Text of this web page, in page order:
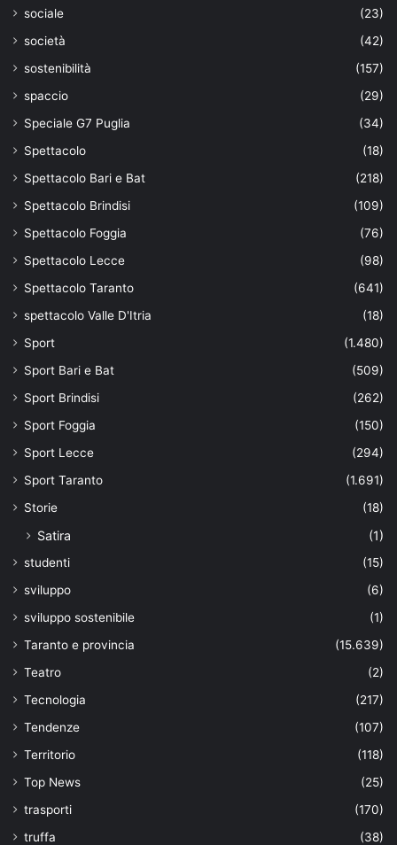
sociale
(23)
società
(42)
sostenibilità
(157)
spaccio
(29)
Speciale G7 Puglia
(34)
Spettacolo
(18)
Spettacolo Bari e Bat
(218)
Spettacolo Brindisi
(109)
Spettacolo Foggia
(76)
Spettacolo Lecce
(98)
Spettacolo Taranto
(641)
spettacolo Valle D'Itria
(18)
Sport
(1.480)
Sport Bari e Bat
(509)
Sport Brindisi
(262)
Sport Foggia
(150)
Sport Lecce
(294)
Sport Taranto
(1.691)
Storie
(18)
Satira (1)
studenti
(15)
sviluppo
(6)
sviluppo sostenibile
(1)
Taranto e provincia
(15.639)
Teatro
(2)
Tecnologia
(217)
Tendenze
(107)
Territorio
(118)
Top News
(25)
trasporti
(170)
truffa
(38)